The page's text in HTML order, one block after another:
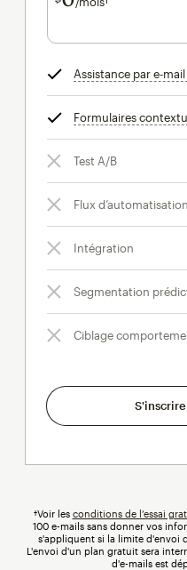
Assistance par e-
Formulaires
Test A/B
Flux
Intégration
Segmentation
Ciblage
†Voir les conditions de l’essai
100 e-mails sans donner vos
s'appliquent si la limite d'envoi
L'envoi d'un plan gratuit sera
d'e-mails est